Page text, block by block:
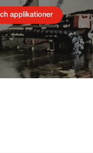
applikationer